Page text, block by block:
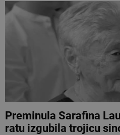
Preminula Sarafina
ratu izgubila trojicu